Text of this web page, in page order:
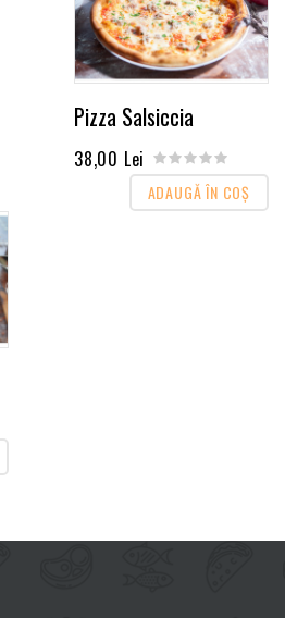
Pizza Salsiccia
38,00 Lei
ADAUGĂ ÎN COŞ